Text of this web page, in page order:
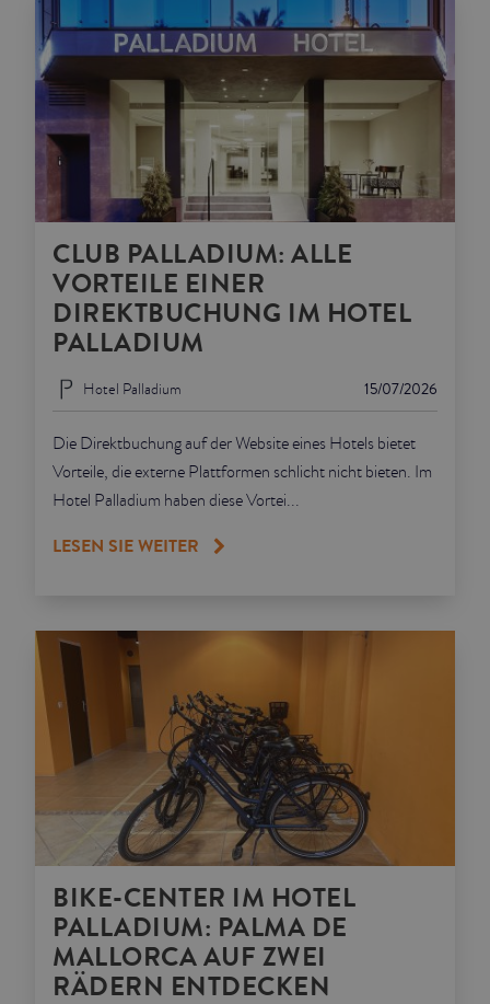
CLUB PALLADIUM: ALLE
VORTEILE EINER
DIREKTBUCHUNG IM HOTEL
PALLADIUM
15/07/2026
Hotel Palladium
Die Direktbuchung auf der Website eines Hotels bietet
Vorteile, die externe Plattformen schlicht nicht bieten. Im
Hotel Palladium haben diese Vortei...
LESEN SIE WEITER
BIKE-CENTER IM HOTEL
PALLADIUM: PALMA DE
MALLORCA AUF ZWEI
RÄDERN ENTDECKEN